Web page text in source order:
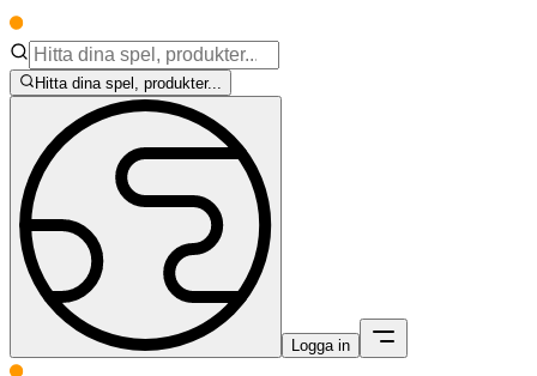
Hitta dina spel, produkter...
Logga in